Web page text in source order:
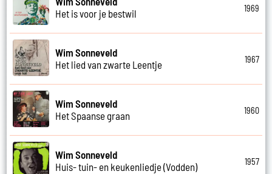
Het is voor je bestwil
1969
Wim Sonneveld
Het lied van zwarte Leentje
1967
Wim Sonneveld
Het Spaanse graan
1960
Wim Sonneveld
Huis- tuin- en keukenliedje (Vodden)
1957